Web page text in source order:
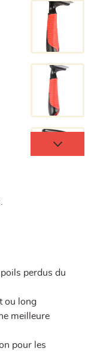
perdus du
ou long
meilleure
pour les